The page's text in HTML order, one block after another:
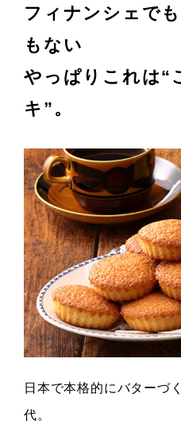
フィナンシェで
もない
やっぱりこれは“
キ”。
日本で本格的にバターづ
代。